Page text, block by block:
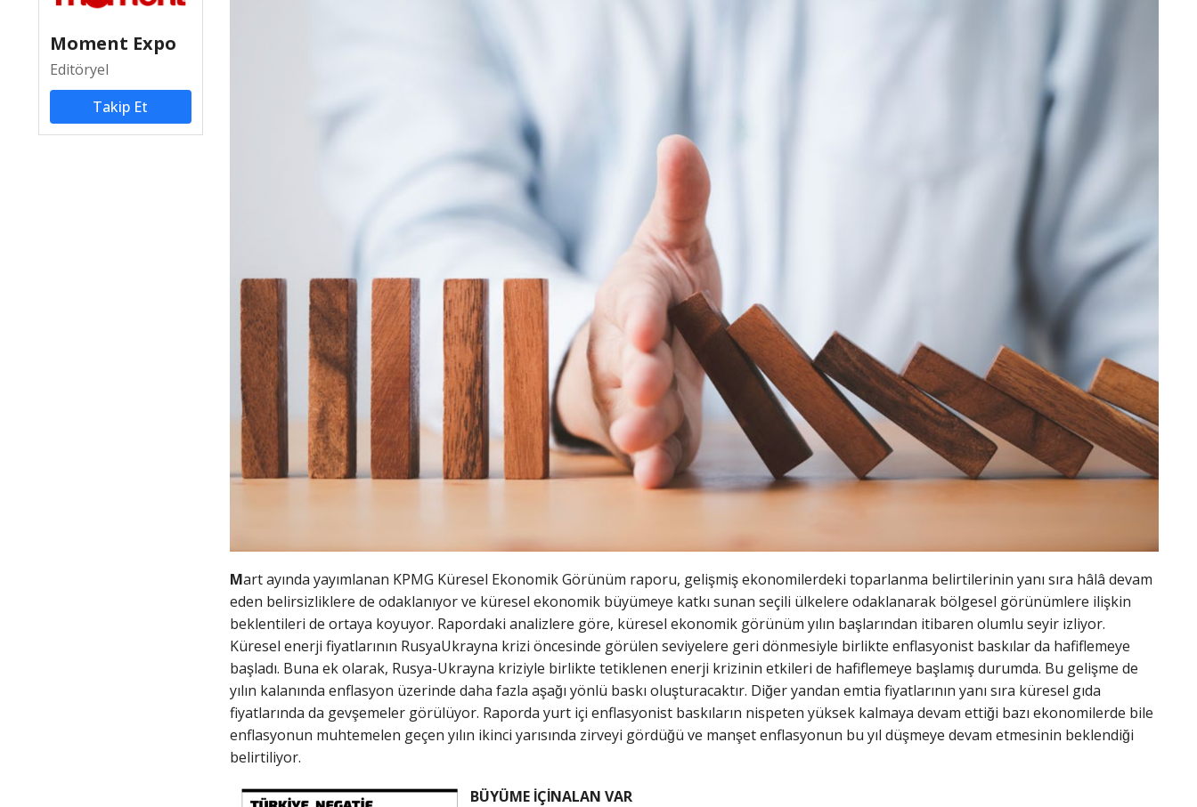
Moment Expo
Editöryel
Takip Et
Mart ayında yayımlanan KPMG Küresel Ekonomik Görünüm raporu, gelişmiş ekonomilerdeki toparlanma belirtilerinin yanı sıra hâlâ devam
eden belirsizliklere de odaklanıyor ve küresel ekonomik büyümeye katkı sunan seçili ülkelere odaklanarak bölgesel görünümlere ilişkin
beklentileri de ortaya koyuyor. Rapordaki analizlere göre, küresel ekonomik görünüm yılın başlarından itibaren olumlu seyir izliyor.
Küresel enerji fiyatlarının RusyaUkrayna krizi öncesinde görülen seviyelere geri dönmesiyle birlikte enflasyonist baskılar da hafiflemeye
başladı. Buna ek olarak, Rusya-Ukrayna kriziyle birlikte tetiklenen enerji krizinin etkileri de hafiflemeye başlamış durumda. Bu gelişme de
yılın kalanında enflasyon üzerinde daha fazla aşağı yönlü baskı oluşturacaktır. Diğer yandan emtia fiyatlarının yanı sıra küresel gıda
fiyatlarında da gevşemeler görülüyor. Raporda yurt içi enflasyonist baskıların nispeten yüksek kalmaya devam ettiği bazı ekonomilerde bile
enflasyonun muhtemelen geçen yılın ikinci yarısında zirveyi gördüğü ve manşet enflasyonun bu yıl düşmeye devam etmesinin beklendiği
belirtiliyor.
BÜYÜME İÇİNALAN VAR